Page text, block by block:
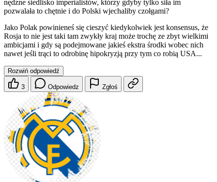
nędzne siedlisko imperialistów, którzy gdyby tylko siła im
pozwalała to chętnie i do Polski wjechaliby czołgami?
Jako Polak powinieneś się cieszyć kiedykolwiek jest konsensus, że
Rosja to nie jest taki tam zwykły kraj może trochę ze zbyt wielkimi
ambicjami i gdy są podejmowane jakieś ekstra środki wobec nich
nawet jeśli trąci to odrobinę hipokryzją przy tym co robią USA...
Rozwiń odpowiedź
3 Odpowiedz Zgłoś